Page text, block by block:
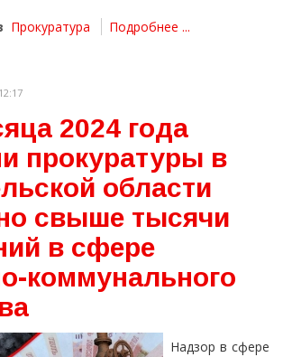
Прокуратура Подробнее ...
2024 года
прокуратуры в
области
свыше тысячи
в сфере
коммунального
Надзор в сфере